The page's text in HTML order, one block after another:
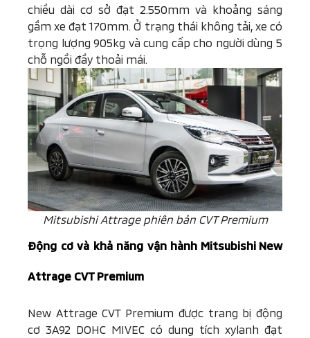
chiều dài cơ sở đạt 2.550mm và khoảng sáng
gầm xe đạt 170mm. Ở trạng thái không tải, xe có
trọng lượng 905kg và cung cấp cho người dùng 5
chỗ ngồi đầy thoải mái.
Mitsubishi Attrage phiên bản CVT Premium
Động cơ và khả năng vận hành Mitsubishi New
Attrage CVT Premium
New Attrage CVT Premium được trang bị động
cơ 3A92 DOHC MIVEC có dung tích xylanh đạt